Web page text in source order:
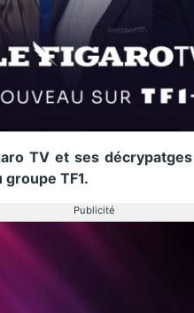
TV et ses
TF1.
Publicité